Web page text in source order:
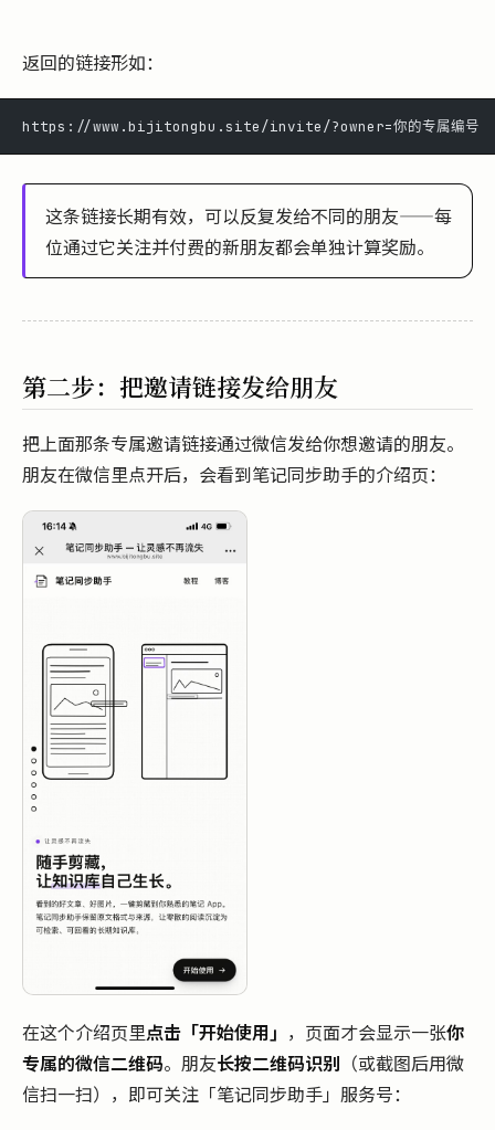
返回的链接形如：
https://www.bijitongbu.site/invite/?owner=你的专属编号
这条链接长期有效，可以反复发给不同的朋友——每
位通过它关注并付费的新朋友都会单独计算奖励。
第二步：把邀请链接发给朋友
把上面那条专属邀请链接通过微信发给你想邀请的朋友。
朋友在微信里点开后，会看到笔记同步助手的介绍页：
在这个介绍页里点击「开始使用」 ，页面才会显示一张你
专属的微信二维码。朋友长按二维码识别 （或截图后用微
信扫一扫），即可关注「笔记同步助手」服务号：